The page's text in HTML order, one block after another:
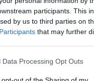
participants. This
by us to third parties on
that may further
this website/app uses one
Data Processing Opt Outs
éppen mint a
így hangzik:
A tatár ellen? A
A nácik ellen? A
történő
(pl Benes